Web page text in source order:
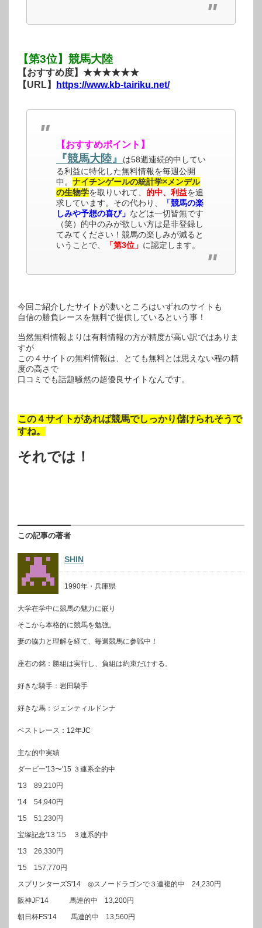
【第3位】競馬大陸
【おすすめ度】★★★★★★
【URL】
https://www.kb-tairiku.net/
【おすすめポイント】
『競馬大陸』
は58週連続的中してい
る利益に特化した無料情報を毎週公開
中。 ナイチンゲールの統計学×メンデル
の生物学を取りいれて、 的中、利益を追
求しています。その代わり、
「競馬の楽
しみや予想の喜び」 などは一切皆無です
（笑）的中のみが欲しい方は是非登録し
てみてください！競馬の楽しみが減ると
いうことで、
「第3位」 に認定します。
今回ご紹介したサイトが凄いところはいずれのサイトも
自信の勝負レースを無料で提供しているという事！
当然無料情報よりは有料情報の方が精度が高い訳ではありま
すが
この４サイトの無料情報は、とても無料とは思えない程の精
度の高さで
口コミでも話題騒然の超優良サイトなんです。
この４サイトがあれば競馬でしっかり儲けられそうで
すね。
それでは！
この記事の著者
SHIN
1990年・兵庫県
大学在学中に競馬の魅力に嵌り
そこから本格的に競馬を勉強。
妻の協力と理解を経て、毎週競馬に参戦中！
座右の銘：勝組は実行し、負組は約束だけする。
好きな騎手：岩田騎手
好きな馬：ジェンティルドンナ
ベストレース：12年JC
主な的中実績
ダービー'13〜'15 ３連系全的中
'13 89,210円
'14 54,940円
'15 51,230円
宝塚記念'13 '15 ３連系的中
'13 26,330円
'15 157,770円
スプリンターズS'14 ◎スノードラゴンで３連複的中 24,230円
阪神JF'14 馬連的中 13,200円
朝日杯FS'14 馬連的中 13,560円